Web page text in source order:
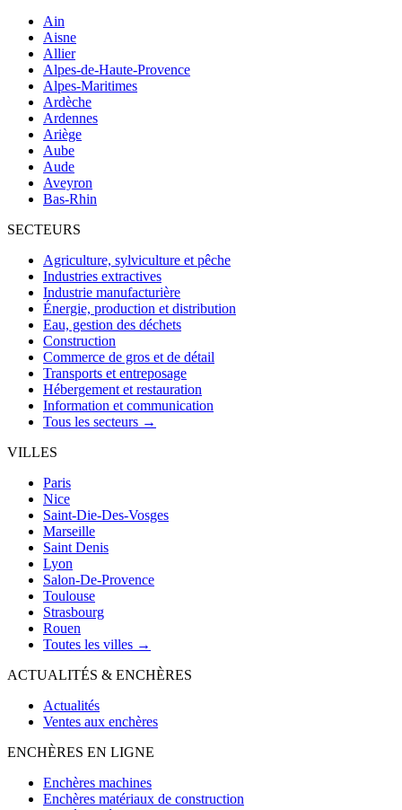
Ain
Aisne
Allier
Alpes-de-Haute-Provence
Alpes-Maritimes
Ardèche
Ardennes
Ariège
Aube
Aude
Aveyron
Bas-Rhin
SECTEURS
Agriculture, sylviculture et pêche
Industries extractives
Industrie manufacturière
Énergie, production et distribution
Eau, gestion des déchets
Construction
Commerce de gros et de détail
Transports et entreposage
Hébergement et restauration
Information et communication
Tous les secteurs →
VILLES
Paris
Nice
Saint-Die-Des-Vosges
Marseille
Saint Denis
Lyon
Salon-De-Provence
Toulouse
Strasbourg
Rouen
Toutes les villes →
ACTUALITÉS & ENCHÈRES
Actualités
Ventes aux enchères
ENCHÈRES EN LIGNE
Enchères machines
Enchères matériaux de construction